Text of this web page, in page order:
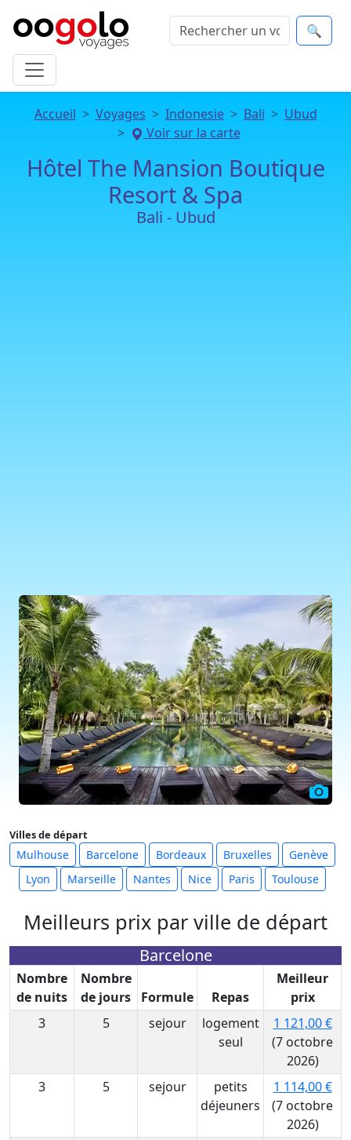
🔍
Accueil Voyages Indonesie Bali
Ubud
Voir sur la carte
Hôtel The Mansion Boutique
Resort & Spa
Bali - Ubud
Villes de départ
Mulhouse Barcelone Bordeaux Bruxelles
Genève
Lyon
Marseille Nantes Nice Paris Toulouse
Meilleurs prix par ville de départ
Barcelone
Nombre
de nuits
Nombre
de jours
Formule Repas
Meilleur
prix
3
5 sejour
logement
seul
1 121,00 €
(7 octobre
2026)
3
5 sejour
petits
déjeuners
1 114,00 €
(7 octobre
2026)